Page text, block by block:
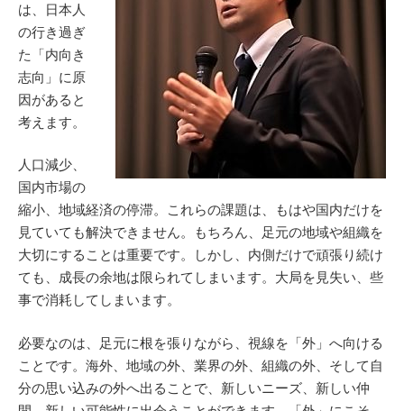
は、日本人
の行き過ぎ
た「内向き
志向」に原
因があると
考えます。
人口減少、
国内市場の
縮小、地域経済の停滞。これらの課題は、もはや国内だけを
見ていても解決できません。もちろん、足元の地域や組織を
大切にすることは重要です。しかし、内側だけで頑張り続け
ても、成長の余地は限られてしまいます。大局を見失い、些
事で消耗してしまいます。
必要なのは、足元に根を張りながら、視線を「外」へ向ける
ことです。海外、地域の外、業界の外、組織の外、そして自
分の思い込みの外へ出ることで、新しいニーズ、新しい仲